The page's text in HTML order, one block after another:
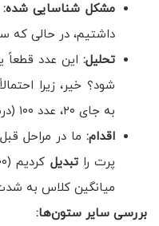
مشکل شناسایی شده:
داشتیم، در حالی که سایر
تحلیل: این عدد قطعاً
شود؟ خیر، زیرا
به جای ۲۰، عدد ۱۰۰ (درصد) را ثبت کرده است.
اقدام: ما در مراحل
پرت راتبدیل
میانگین کلاس به
بررسی سایر ستون‌ها: